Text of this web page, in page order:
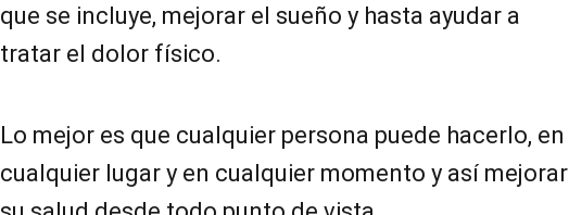
que se incluye, mejorar el sueño y hasta ayudar a
tratar el dolor físico.
Lo mejor es que cualquier persona puede hacerlo, en
cualquier lugar y en cualquier momento y así mejorar